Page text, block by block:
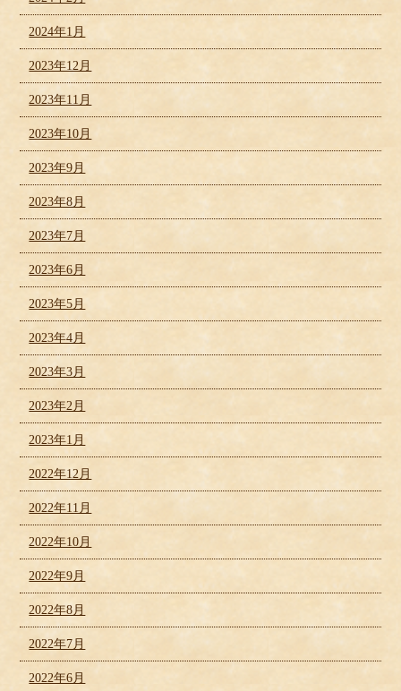
2024年1月
2023年12月
2023年11月
2023年10月
2023年9月
2023年8月
2023年7月
2023年6月
2023年5月
2023年4月
2023年3月
2023年2月
2023年1月
2022年12月
2022年11月
2022年10月
2022年9月
2022年8月
2022年7月
2022年6月